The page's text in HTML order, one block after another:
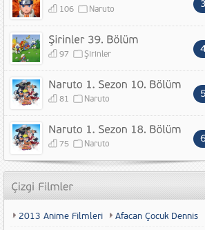
106 Naruto
97 Şirinler
81 Naruto
75 Naruto
2013 Anime Filmleri
Afacan Çocuk Dennis